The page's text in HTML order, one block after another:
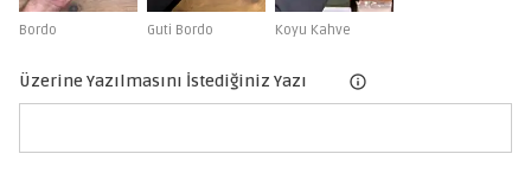
Bordo Guti Bordo Koyu Kahve
Üzerine Yazılmasını İstediğiniz Yazı